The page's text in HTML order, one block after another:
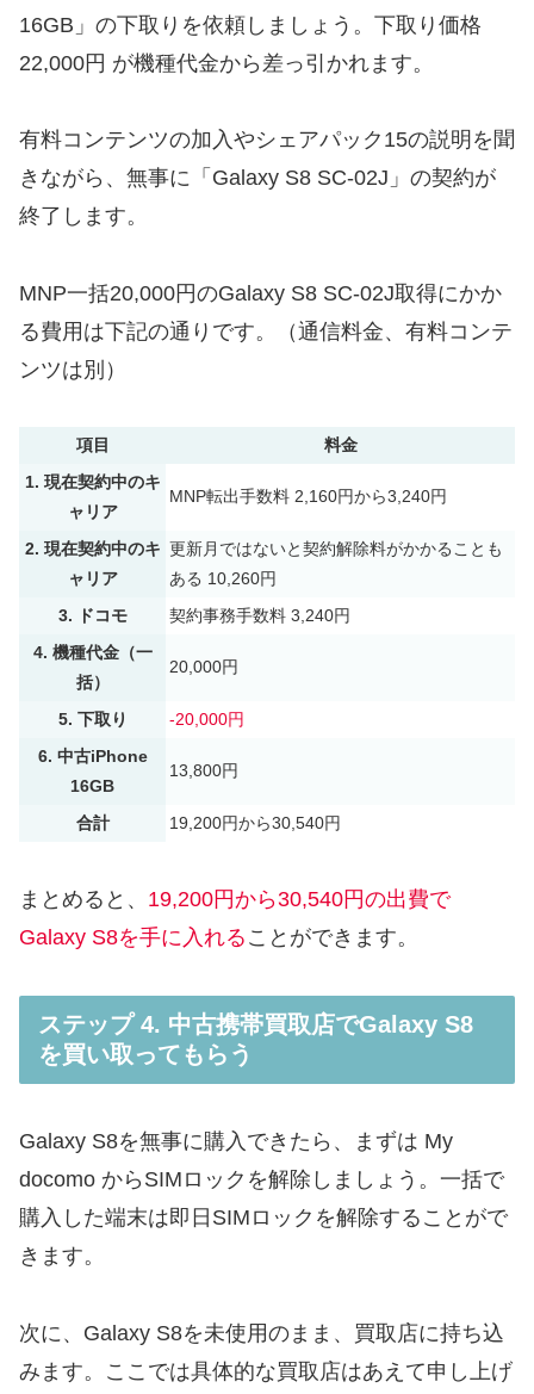
16GB」の下取りを依頼しましょう。下取り価格
22,000円 が機種代金から差っ引かれます。
有料コンテンツの加入やシェアパック15の説明を聞
きながら、無事に「Galaxy S8 SC-02J」の契約が
終了します。
MNP一括20,000円のGalaxy S8 SC-02J取得にかか
る費用は下記の通りです。（通信料金、有料コンテ
ンツは別）
項目
料金
1. 現在契約中のキ
ャリア
MNP転出手数料 2,160円から3,240円
2. 現在契約中のキ
ャリア
更新月ではないと契約解除料がかかることも
ある 10,260円
3. ドコモ
契約事務手数料 3,240円
4. 機種代金（一
括）
20,000円
5. 下取り
-20,000円
6. 中古iPhone
16GB
13,800円
合計 19,200円から30,540円
まとめると、 19,200円から30,540円の出費で
Galaxy S8を手に入れる ことができます。
ステップ 4. 中古携帯買取店でGalaxy S8
を買い取ってもらう
Galaxy S8を無事に購入できたら、まずは My
docomo からSIMロックを解除しましょう。一括で
購入した端末は即日SIMロックを解除することがで
きます。
次に、Galaxy S8を未使用のまま、買取店に持ち込
みます。ここでは具体的な買取店はあえて申し上げ